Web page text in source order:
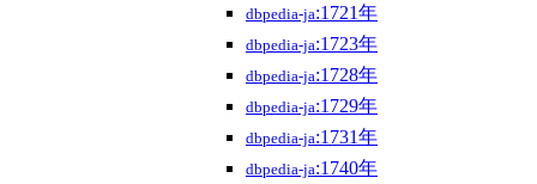
dbpedia-ja:1721年
dbpedia-ja:1723年
dbpedia-ja:1728年
dbpedia-ja:1729年
dbpedia-ja:1731年
dbpedia-ja:1740年